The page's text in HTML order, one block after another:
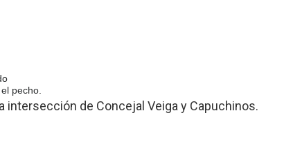
pecho.
de Concejal Veiga y Capuchinos.